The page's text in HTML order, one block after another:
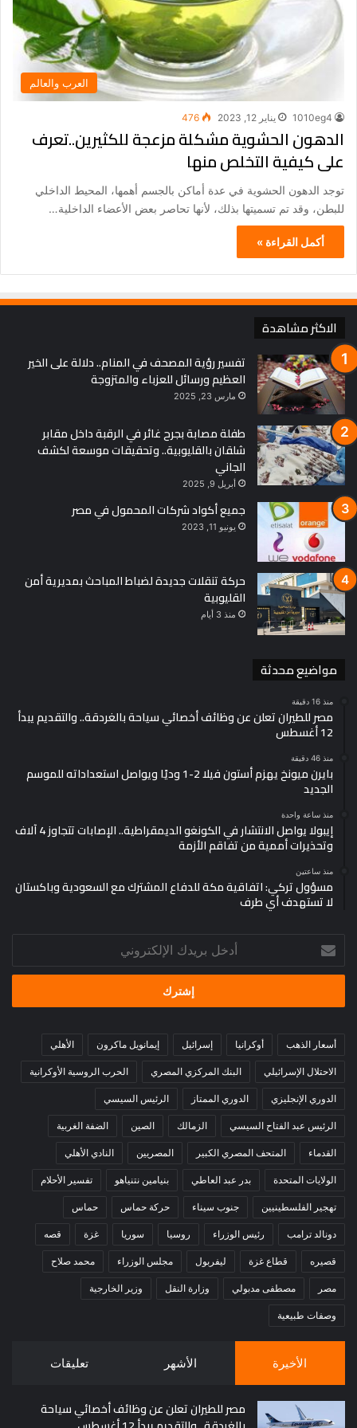
العرب والعالم
1010eg4 يناير 12, 2023 476
الدهون الحشوية مشكلة مزعجة للكثيرين..تعرف
على كيفية التخلص منها
توجد الدهون الحشوية في عدة أماكن بالجسم أهمها، المحيط الداخلي
للبطن، وقد تم تسميتها بذلك، لأنها تحاصر بعض الأعضاء الداخلية…
أكمل القراءة »
الاكثر مشاهدة
تفسير رؤية المصحف في المنام.. دلالة على الخير
العظيم ورسائل للعزباء والمتزوجة
مارس 23, 2025
طفلة مصابة بجرح غائر في الرقبة داخل مقابر
شلقان بالقليوبية.. وتحقيقات موسعة لكشف
الجاني
أبريل 9, 2025
جميع أكواد شركات المحمول في مصر
يونيو 11, 2023
حركة تنقلات جديدة لضباط المباحث بمديرية أمن
القليوبية
منذ 3 أيام
مواضيع محدثة
منذ 16 دقيقة
مصر للطيران تعلن عن وظائف أخصائي سياحة بالغردقة.. والتقديم يبدأ
12 أغسطس
منذ 46 دقيقة
بايرن ميونخ يهزم أستون فيلا 2-1 وديًا ويواصل استعداداته للموسم
الجديد
منذ ساعة واحدة
إيبولا يواصل الانتشار في الكونغو الديمقراطية.. الإصابات تتجاوز 4 آلاف
وتحذيرات أممية من تفاقم الأزمة
منذ ساعتين
مسؤول تركي: اتفاقية مكة للدفاع المشترك مع السعودية وباكستان
لا تستهدف أي طرف
بريدك
الإلكتروني
أسعار الذهب أوكرانيا إسرائيل إيمانويل ماكرون الأهلي
الاحتلال الإسرائيلي البنك المركزي المصري الحرب الروسية الأوكرانية
الدوري الإنجليزي الدوري الممتاز الرئيس السيسي
الرئيس عبد الفتاح السيسي الزمالك الصين الضفة الغربية
القدماء المتحف المصري الكبير المصريين النادي الأهلي
الولايات المتحدة بدر عبد العاطي بنيامين نتنياهو تفسير الأحلام
تهجير الفلسطينيين جنوب سيناء حركة حماس حماس
دونالد ترامب رئيس الوزراء روسيا سوريا غزة قصه
قصيره قطاع غزة ليفربول مجلس الوزراء محمد صلاح
مصر مصطفى مدبولي وزارة النقل وزير الخارجية
وصفات طبيعية
الأخيرة الأشهر تعليقات
مصر للطيران تعلن عن وظائف أخصائي سياحة